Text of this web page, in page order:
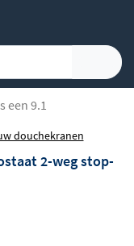
een 9.1
douchekranen
2-weg stop-